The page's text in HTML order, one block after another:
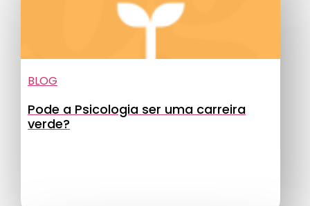
BLOG
Pode a Psicologia ser uma carreira
verde?